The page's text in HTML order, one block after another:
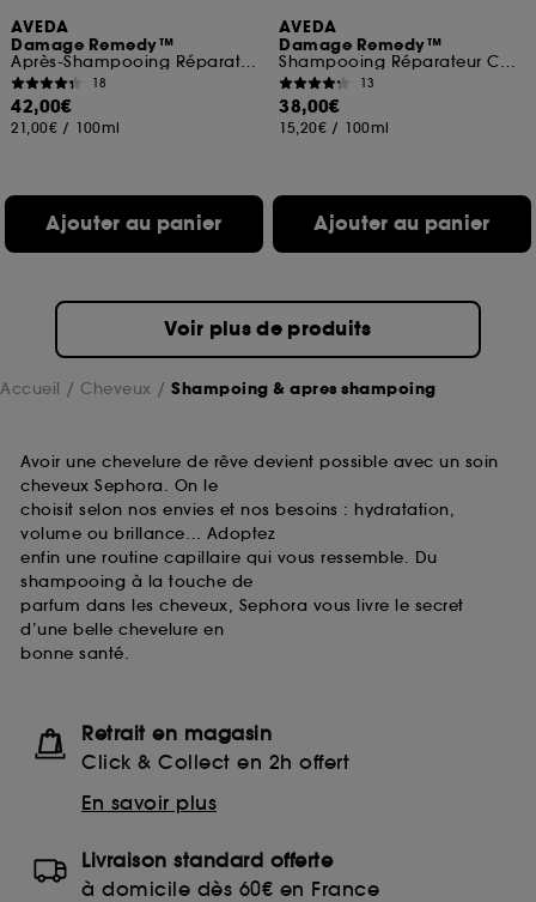
AVEDA
Damage Remedy™
Après-Shampooing Réparateur Cheveux Abîmés
18
42,00€
21,00€ / 100ml
Ajouter au panier
AVEDA
Damage Remedy™
Shampooing Réparateur Cheveux Abîmés
13
38,00€
15,20€ / 100ml
Ajouter au panier
Voir plus de produits
Accueil Cheveux Shampoing & apres shampoing
Avoir une chevelure de rêve devient possible avec un soin
cheveux Sephora. On le
choisit selon nos envies et nos besoins : hydratation,
volume ou brillance… Adoptez
enfin une routine capillaire qui vous ressemble. Du
shampooing à la touche de
parfum dans les cheveux, Sephora vous livre le secret
d’une belle chevelure en
bonne santé.
Retrait en magasin
Click & Collect en 2h offert
En savoir plus
Livraison standard offerte
à domicile dès 60€ en France